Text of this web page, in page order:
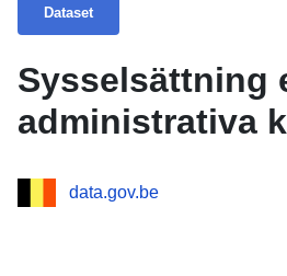
Dataset
Sysselsättning
administrativa
data.gov.be